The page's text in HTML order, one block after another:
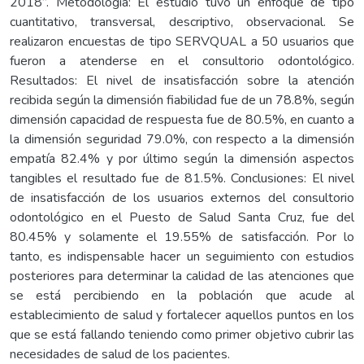
cuantitativo, transversal, descriptivo, observacional. Se
realizaron encuestas de tipo SERVQUAL a 50 usuarios que
fueron a atenderse en el consultorio odontológico.
Resultados: El nivel de insatisfacción sobre la atención
recibida según la dimensión fiabilidad fue de un 78.8%, según
dimensión capacidad de respuesta fue de 80.5%, en cuanto a
la dimensión seguridad 79.0%, con respecto a la dimensión
empatía 82.4% y por último según la dimensión aspectos
tangibles el resultado fue de 81.5%. Conclusiones: El nivel
de insatisfacción de los usuarios externos del consultorio
odontológico en el Puesto de Salud Santa Cruz, fue del
80.45% y solamente el 19.55% de satisfacción. Por lo
tanto, es indispensable hacer un seguimiento con estudios
posteriores para determinar la calidad de las atenciones que
se está percibiendo en la población que acude al
establecimiento de salud y fortalecer aquellos puntos en los
que se está fallando teniendo como primer objetivo cubrir las
necesidades de salud de los pacientes.